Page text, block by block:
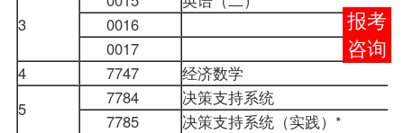
3
0016
0017
4
7747
经济数学
5
7784
决策支持系统
7785
决策支持系统（实践）*
报考
咨询